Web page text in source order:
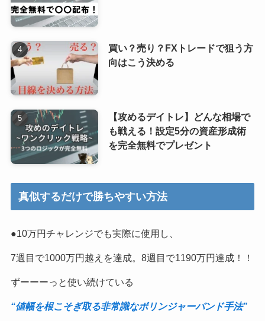
買い？売り？FXトレードで狙う方
向はこう決める
【攻めるデイトレ】どんな相場で
も戦える！設定5分の資産形成術
を完全無料でプレゼント
真似するだけで勝ちやすい方法
●10万円チャレンジでも実際に使用し、
7週目で1000万円越えを達成。8週目で1190万円達成！！
ずーーーっと使い続けている
“値幅を根こそぎ取る非常識なボリンジャーバンド手法”